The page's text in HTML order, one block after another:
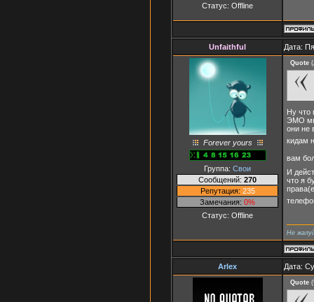
Статус: Offline
Unfaithful Дата:
Forever yours
Группа: Свои
Сообщений: 270
Репутация: 235
Замечания: 0%
Статус: Offline
Quote (
Ну что
ЭМО
они не
кидам
вам
И
что я
Не
Arlex Дата:
Quote (